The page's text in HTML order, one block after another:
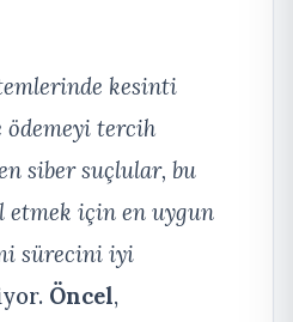
kesinti
ödemeyi tercih
siber suçlular, bu
etmek için en uygun
sürecini iyi
Öncel,